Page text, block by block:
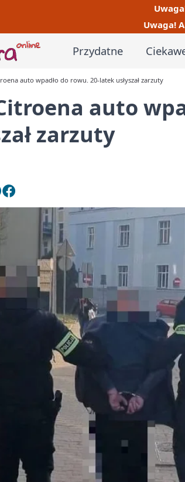
Uwaga!
Przydatne
auto wpadło do rowu. 20-latek usłyszał zarzuty
auto
zarzuty